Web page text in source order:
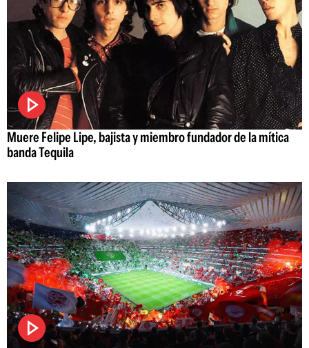
Muere Felipe Lipe, bajista y miembro fundador de la mítica
banda Tequila